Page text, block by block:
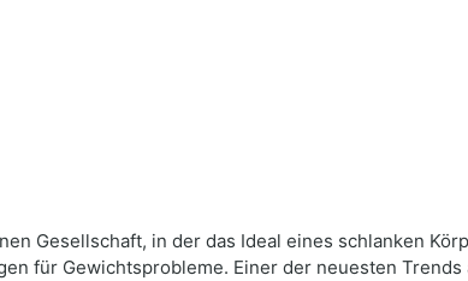
Gesellschaft, in der das Ideal eines schlanken
für Gewichtsprobleme. Einer der neuesten Trends